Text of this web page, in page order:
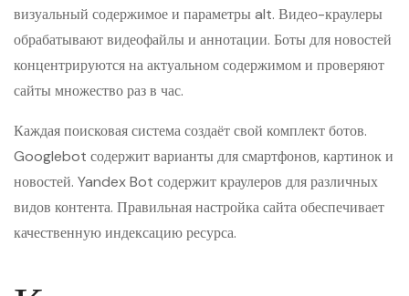
визуальный содержимое и параметры alt. Видео-краулеры
обрабатывают видеофайлы и аннотации. Боты для новостей
концентрируются на актуальном содержимом и проверяют
сайты множество раз в час.
Каждая поисковая система создаёт свой комплект ботов.
Googlebot содержит варианты для смартфонов, картинок и
новостей. Yandex Bot содержит краулеров для различных
видов контента. Правильная настройка сайта обеспечивает
качественную индексацию ресурса.